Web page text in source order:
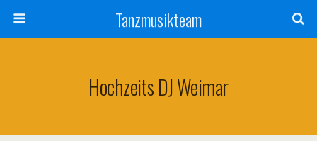
Tanzmusikteam
Hochzeits DJ Weimar